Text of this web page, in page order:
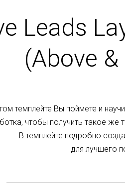
темплейте Вы поймете и
чтобы получить такое же
В темплейте подробно
для лучшего
Leads
(Above